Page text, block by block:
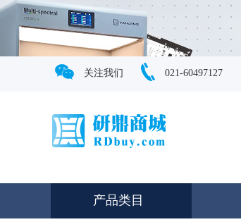
关注我们 021-60497127
产品类目